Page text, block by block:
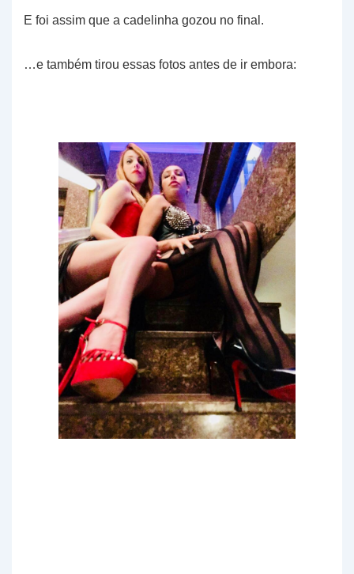
E foi assim que a cadelinha gozou no final.
…e também tirou essas fotos antes de ir embora: